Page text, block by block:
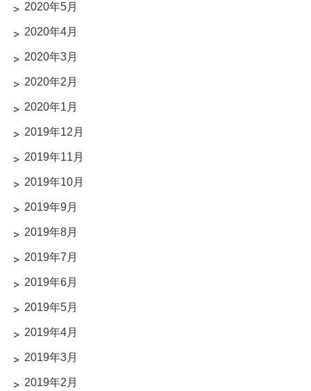
2020年5月
2020年4月
2020年3月
2020年2月
2020年1月
2019年12月
2019年11月
2019年10月
2019年9月
2019年8月
2019年7月
2019年6月
2019年5月
2019年4月
2019年3月
2019年2月